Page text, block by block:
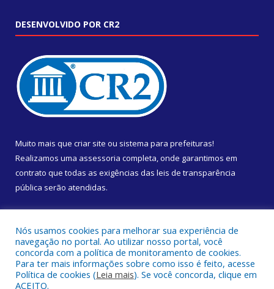
DESENVOLVIDO POR CR2
Muito mais que criar site ou sistema para prefeituras!
Realizamos uma assessoria completa, onde garantimos em
contrato que todas as exigências das leis de transparência
pública serão atendidas.
Todos os direitos reservados a Câmara Municipal de Almeirim.
Nós usamos cookies para melhorar sua experiência de
navegação no portal. Ao utilizar nosso portal, você
concorda com a política de monitoramento de cookies.
Para ter mais informações sobre como isso é feito, acesse
Política de cookies (Leia mais). Se você concorda, clique em
ACEITO.